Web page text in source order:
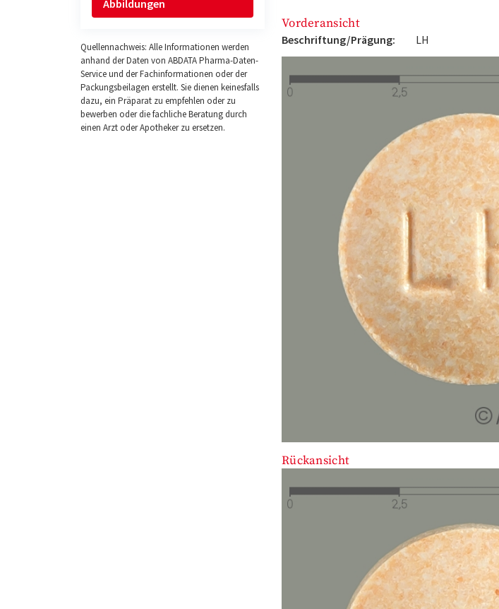
Abbildungen
Quellennachweis: Alle Informationen werden
anhand der Daten von ABDATA Pharma-Daten-
Service und der Fachinformationen oder der
Packungsbeilagen erstellt. Sie dienen keinesfalls
dazu, ein Präparat zu empfehlen oder zu
bewerben oder die fachliche Beratung durch
einen Arzt oder Apotheker zu ersetzen.
Vorderansicht
Beschriftung/Prägung: LH
Rückansicht